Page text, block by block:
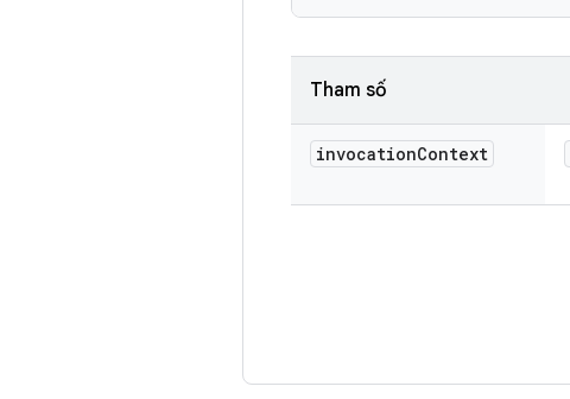
Tham số
invocationContext